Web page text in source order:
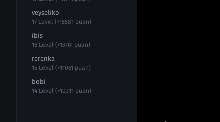
veyseliko
17 Level (+15581 puan)
ibis
16 Level (+13761 puan)
rerenka
15 Level (+11061 puan)
bobi
14 Level (+10311 puan)